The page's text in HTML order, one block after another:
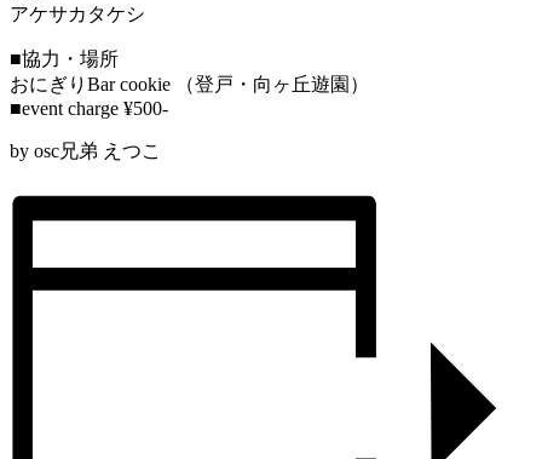
アケサカタケシ
■協力・場所
おにぎりBar cookie （登戸・向ヶ丘遊園）
■event charge ¥500-
by osc兄弟 えつこ